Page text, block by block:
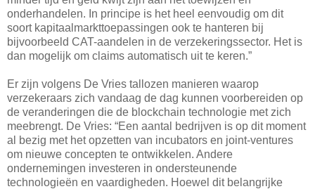
onderhandelen. In principe is het heel eenvoudig om dit
soort kapitaalmarkttoepassingen ook te hanteren bij
bijvoorbeeld CAT-aandelen in de verzekeringssector. Het is
dan mogelijk om claims automatisch uit te keren.”
Er zijn volgens De Vries tallozen manieren waarop
verzekeraars zich vandaag de dag kunnen voorbereiden op
de veranderingen die de blockchain technologie met zich
meebrengt. De Vries: “Een aantal bedrijven is op dit moment
al bezig met het opzetten van incubators en joint-ventures
om nieuwe concepten te ontwikkelen. Andere
ondernemingen investeren in ondersteunende
technologieën en vaardigheden. Hoewel dit belangrijke